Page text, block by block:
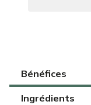
Bénéfices
Ingrédients